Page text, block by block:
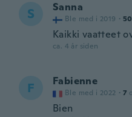
S Sanna
Ble med i 2019 · 50
Kaikki vaatteet
ca. 4 år siden
F Fabienne
Ble med i 2022 · 7
Bien